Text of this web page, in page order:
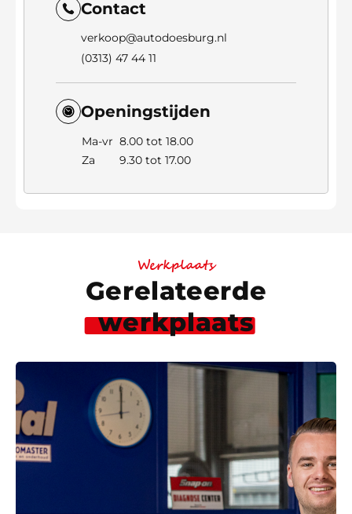
Contact
verkoop@autodoesburg.nl
(0313) 47 44 11
Openingstijden
Ma-vr 8.00 tot 18.00
Za
9.30 tot 17.00
Werkplaats
Gerelateerde
werkplaats